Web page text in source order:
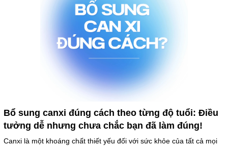
Bổ sung canxi đúng cách theo từng độ tuổi: Điều
tưởng dễ nhưng chưa chắc bạn đã làm đúng!
Canxi là một khoáng chất thiết yếu đối với sức khỏe của tất cả mọi